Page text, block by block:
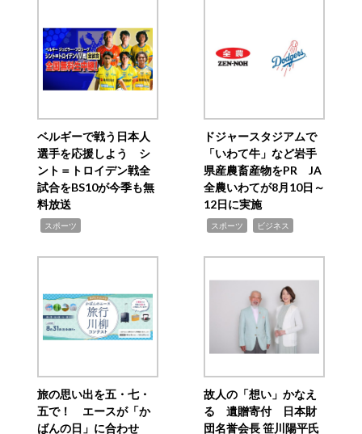
ベルギーで戦う日本人
選手を応援しよう シ
ント＝トロイデン戦全
試合をBS10が今季も無
料放送
スポーツ
ドジャースタジアムで
「いわて牛」など岩手
県産農畜産物をPR JA
全農いわてが8月10日～
12日に実施
スポーツ ビジネス
旅の思い出を五・七・
五で！ エースが「か
ばんの日」に合わせ
故人の「想い」かなえ
る 遺贈寄付 日本財
団名誉会長 笹川陽平氏